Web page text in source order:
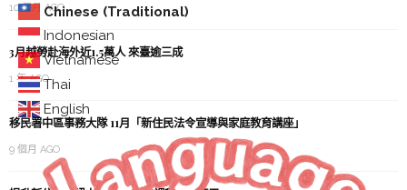
Chinese (Traditional)
Indonesian
Vietnamese
Thai
English
10 個月 AGO
3月越勞赴海外近1.5萬人 來臺逾三成
1 年 AGO
移民署中區事務大隊 11月「新住民法令宣導與家庭教育講座」
9 個月 AGO